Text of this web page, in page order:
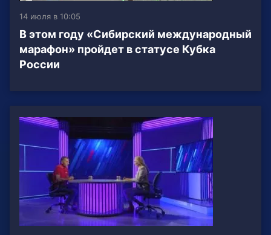
14 июля в 10:05
В этом году «Сибирский международный
марафон» пройдет в статусе Кубка
России